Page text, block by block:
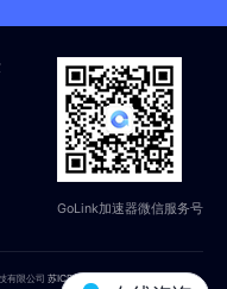
GoLink加速器微信服务号
有限公司苏ICP备18014251号-2